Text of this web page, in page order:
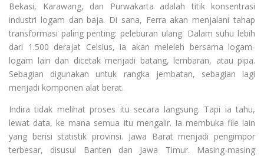
Bekasi, Karawang, dan Purwakarta adalah titik konsentrasi
industri logam dan baja. Di sana, Ferra akan menjalani tahap
transformasi paling penting: peleburan ulang. Dalam suhu lebih
dari 1.500 derajat Celsius, ia akan meleleh bersama logam-
logam lain dan dicetak menjadi batang, lembaran, atau pipa.
Sebagian digunakan untuk rangka jembatan, sebagian lagi
menjadi komponen alat berat.
Indira tidak melihat proses itu secara langsung. Tapi ia tahu,
lewat data, ke mana semua itu mengalir. Ia membuka file lain
yang berisi statistik provinsi. Jawa Barat menjadi pengimpor
terbesar, disusul Banten dan Jawa Timur. Masing-masing